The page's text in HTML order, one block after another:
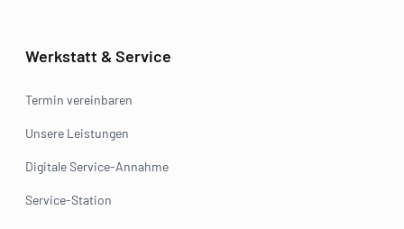
Werkstatt & Service
Termin vereinbaren
Unsere Leistungen
Digitale Service-Annahme
Service-Station